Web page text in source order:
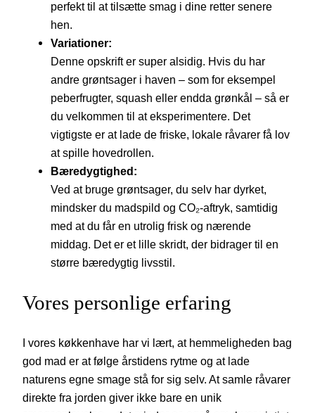
perfekt til at tilsætte smag i dine retter senere
hen.
Variationer:
Denne opskrift er super alsidig. Hvis du har
andre grøntsager i haven – som for eksempel
peberfrugter, squash eller endda grønkål – så er
du velkommen til at eksperimentere. Det
vigtigste er at lade de friske, lokale råvarer få lov
at spille hovedrollen.
Bæredygtighed:
Ved at bruge grøntsager, du selv har dyrket,
mindsker du madspild og CO₂-aftryk, samtidig
med at du får en utrolig frisk og nærende
middag. Det er et lille skridt, der bidrager til en
større bæredygtig livsstil.
Vores personlige erfaring
I vores køkkenhave har vi lært, at hemmeligheden bag
god mad er at følge årstidens rytme og at lade
naturens egne smage stå for sig selv. At samle råvarer
direkte fra jorden giver ikke bare en unik